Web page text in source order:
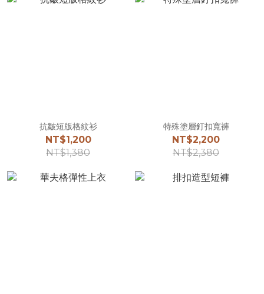
抗皺短版格紋衫
NT$1,200
NT$1,380
特殊塗層釘扣寬褲
NT$2,200
NT$2,380